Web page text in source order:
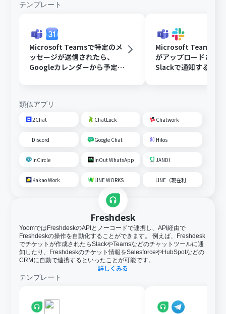
テンプレート
Microsoft Teamsで特定のメ
ッセージが送信されたら、
Googleカレンダーから予定を
Microsoft Teamsに
がアップロードされ
Slackで通知する
類似アプリ
2Chat ChatLuck Chatwork
Discord Google Chat Hilos
InCircle InOut WhatsApp JANDI
Kakao Work LINE WORKS LINE（現在利用不可）
Freshdesk
YoomではFreshdeskのAPIとノーコードで連携し、API経由で
Freshdeskの操作を自動化することができます。 例えば、Freshdesk
でチケットが作成されたらSlackやTeamsなどのチャットツールに通
知したり、Freshdeskのチケット情報をSalesforceやHubSpotなどの
CRMに自動で連携するといったことが可能です。
詳しくみる
テンプレート